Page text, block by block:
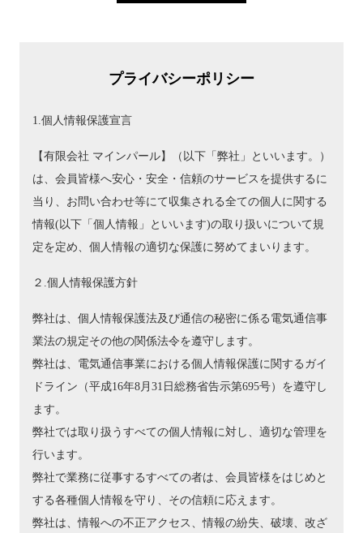
プライバシーポリシー
1.個人情報保護宣言
【有限会社 マインパール】（以下「弊社」といいます。）
は、会員皆様へ安心・安全・信頼のサービスを提供するに
当り、お問い合わせ等にて収集される全ての個人に関する
情報(以下「個人情報」といいます)の取り扱いについて規
定を定め、個人情報の適切な保護に努めてまいります。
２.個人情報保護方針
弊社は、個人情報保護法及び通信の秘密に係る電気通信事
業法の規定その他の関係法令を遵守します。
弊社は、電気通信事業における個人情報保護に関するガイ
ドライン（平成16年8月31日総務省告示第695号）を遵守し
ます。
弊社では取り扱うすべての個人情報に対し、適切な管理を
行います。
弊社で業務に従事するすべての者は、会員皆様をはじめと
する各種個人情報を守り、その信頼に応えます。
弊社は、情報への不正アクセス、情報の紛失、破壊、改ざ